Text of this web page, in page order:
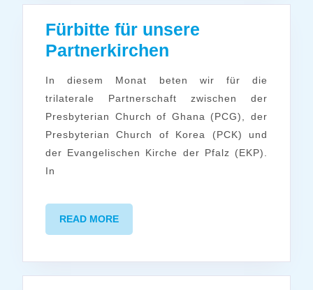
Fürbitte für unsere
Partnerkirchen
unsere
Partnerkirchen
In diesem Monat beten wir für die
trilaterale Partnerschaft zwischen der
Presbyterian Church of Ghana (PCG), der
Presbyterian Church of Korea (PCK) und
der Evangelischen Kirche der Pfalz (EKP).
In
READ MOREREAD
MORE